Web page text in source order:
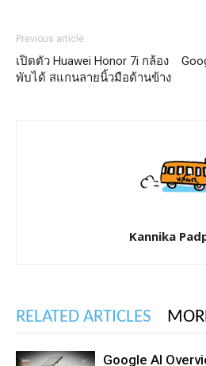
Previous article
เปิดตัว Huawei Honor 7i กล้อง
พับได้ สแกนลายนิ้วมือด้านข้าง
Kannika
RELATED ARTICLES
Google AI